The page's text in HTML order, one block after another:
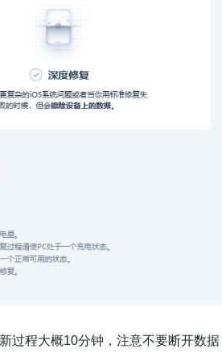
过程大概10分钟，注意不要断开数据